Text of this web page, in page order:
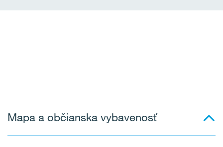
Mapa a občianska vybavenosť